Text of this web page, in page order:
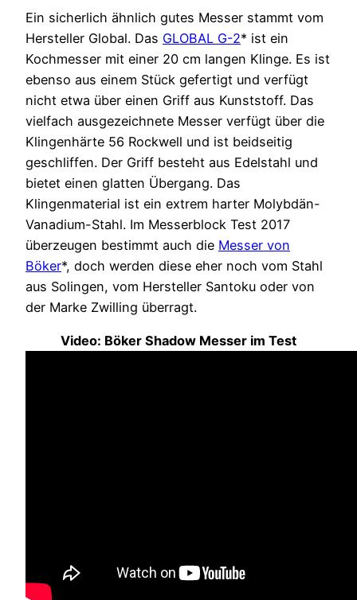
Ein sicherlich ähnlich gutes Messer stammt vom
Hersteller Global. Das GLOBAL G-2* ist ein
Kochmesser mit einer 20 cm langen Klinge. Es ist
ebenso aus einem Stück gefertigt und verfügt
nicht etwa über einen Griff aus Kunststoff. Das
vielfach ausgezeichnete Messer verfügt über die
Klingenhärte 56 Rockwell und ist beidseitig
geschliffen. Der Griff besteht aus Edelstahl und
bietet einen glatten Übergang. Das
Klingenmaterial ist ein extrem harter Molybdän-
Vanadium-Stahl. Im Messerblock Test 2017
überzeugen bestimmt auch die Messer von
Böker*, doch werden diese eher noch vom Stahl
aus Solingen, vom Hersteller Santoku oder von
der Marke Zwilling überragt.
Video: Böker Shadow Messer im Test